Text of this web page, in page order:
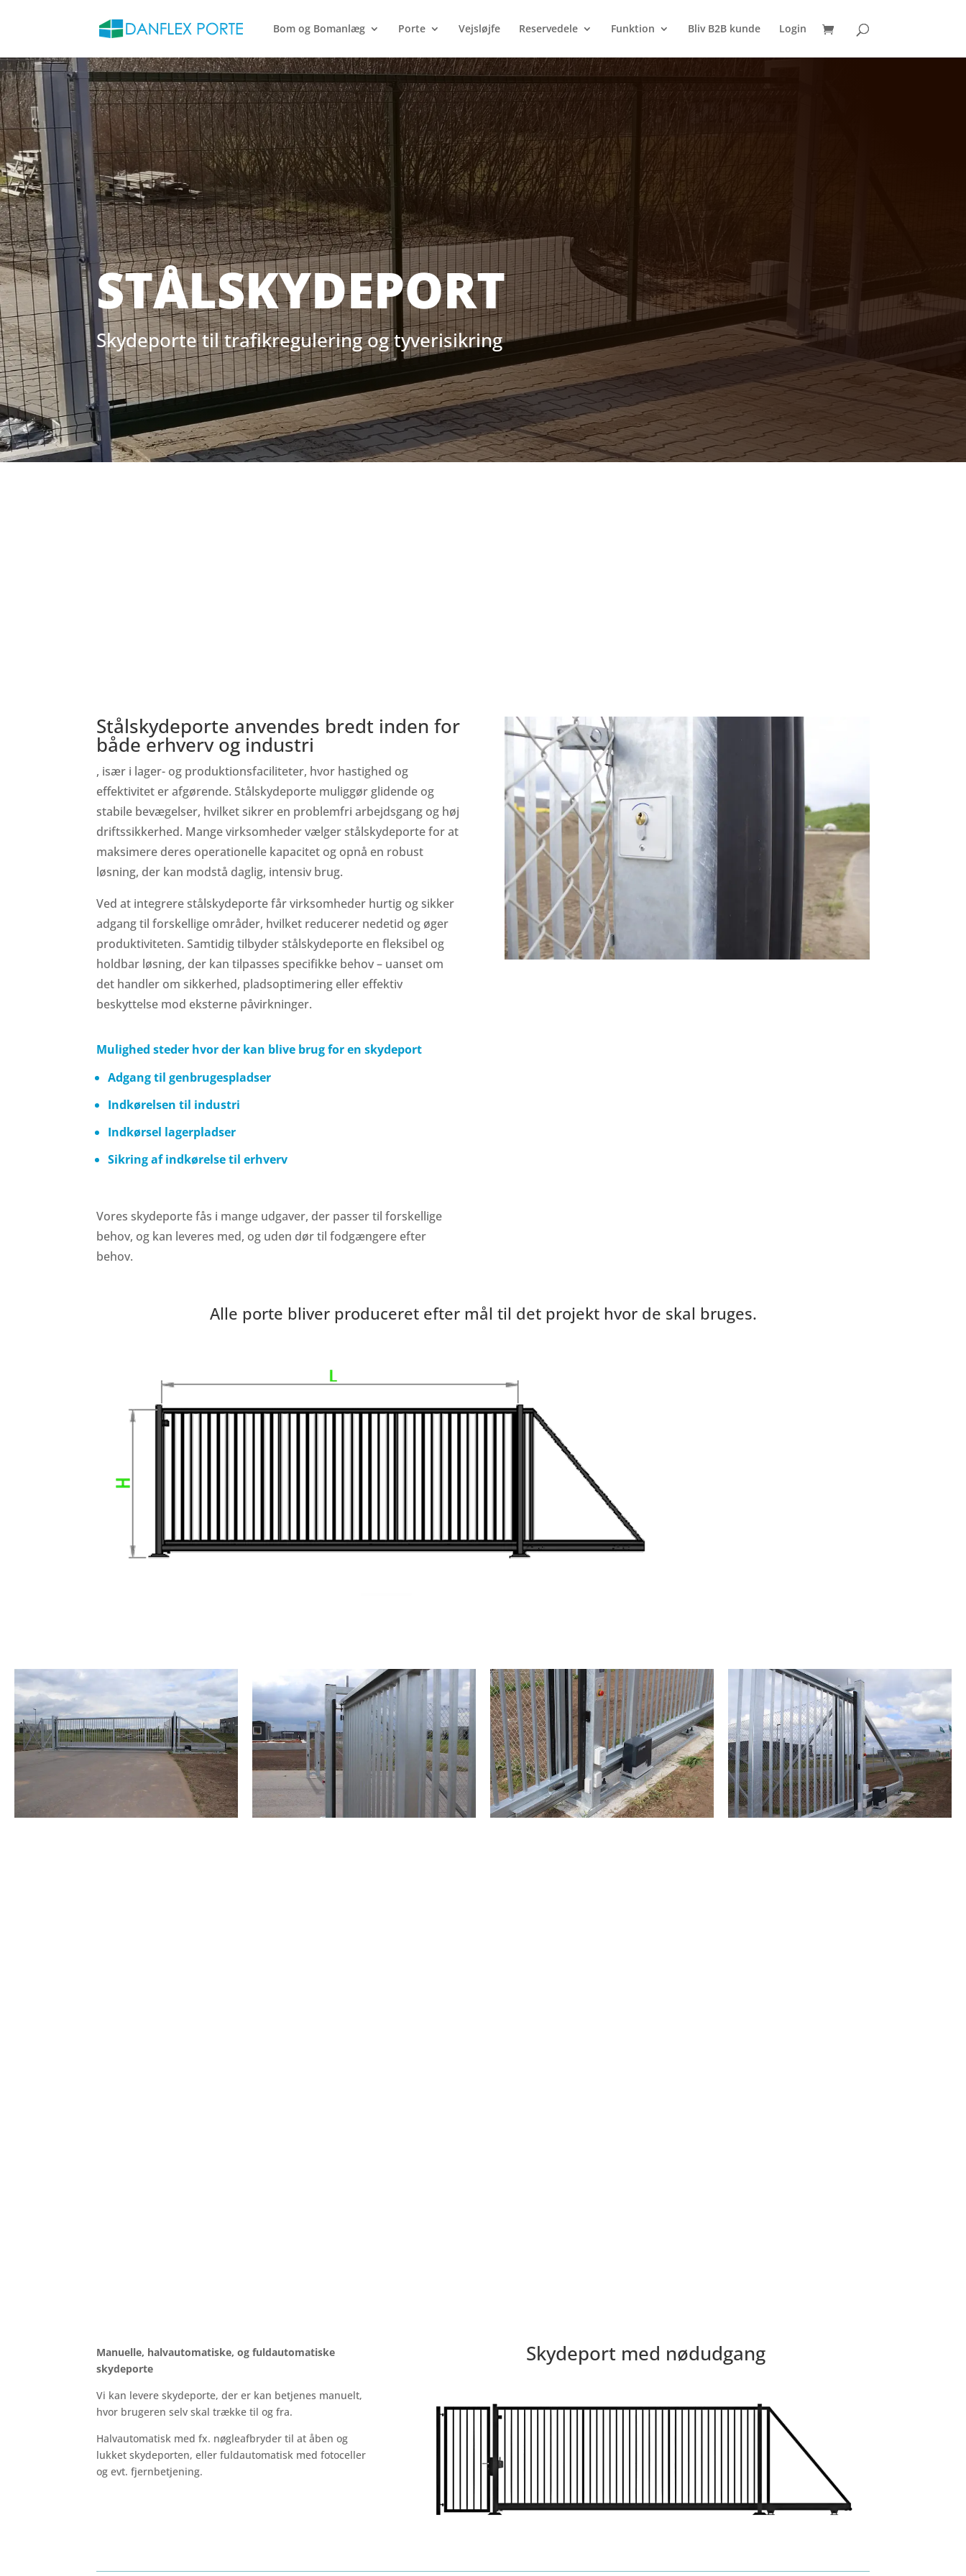
Bom og Bomanlæg Porte Vejsløjfe Reservedele Funktion Bliv B2B kunde Login
STÅLSKYDEPORT
Skydeporte til trafikregulering og tyverisikring
Stålskydeporte anvendes bredt inden for
både erhverv og industri
, især i lager- og produktionsfaciliteter, hvor hastighed og
effektivitet er afgørende. Stålskydeporte muliggør glidende og
stabile bevægelser, hvilket sikrer en problemfri arbejdsgang og høj
driftssikkerhed. Mange virksomheder vælger stålskydeporte for at
maksimere deres operationelle kapacitet og opnå en robust
løsning, der kan modstå daglig, intensiv brug.
Ved at integrere stålskydeporte får virksomheder hurtig og sikker
adgang til forskellige områder, hvilket reducerer nedetid og øger
produktiviteten. Samtidig tilbyder stålskydeporte en fleksibel og
holdbar løsning, der kan tilpasses specifikke behov – uanset om
det handler om sikkerhed, pladsoptimering eller effektiv
beskyttelse mod eksterne påvirkninger.
Mulighed steder hvor der kan blive brug for en skydeport
Adgang til genbrugespladser
Indkørelsen til industri
Indkørsel lagerpladser
Sikring af indkørelse til erhverv
Vores skydeporte fås i mange udgaver, der passer til forskellige
behov, og kan leveres med, og uden dør til fodgængere efter
behov.
Alle porte bliver produceret efter mål til det projekt hvor de skal bruges.
Manuelle, halvautomatiske, og fuldautomatiske
skydeporte
Vi kan levere skydeporte, der er kan betjenes manuelt,
hvor brugeren selv skal trække til og fra.
Halvautomatisk med fx. nøgleafbryder til at åben og
lukket skydeporten, eller fuldautomatisk med fotoceller
og evt. fjernbetjening.
Skydeport med nødudgang